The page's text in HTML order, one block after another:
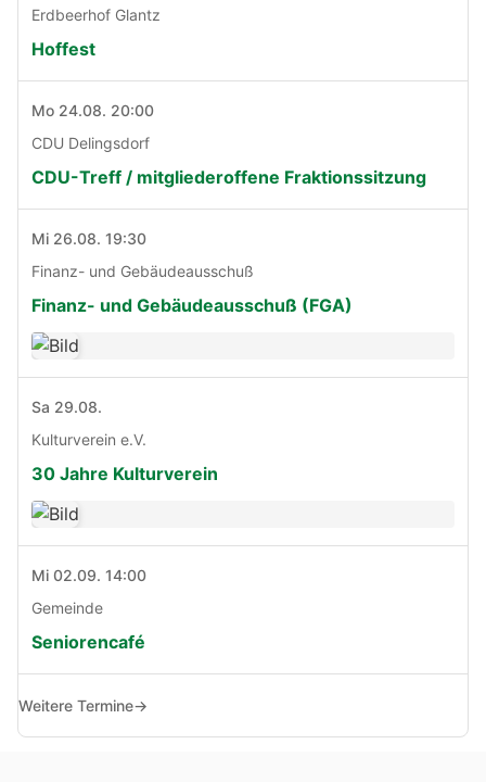
Erdbeerhof Glantz
Hoffest
Mo 24.08. 20:00
CDU Delingsdorf
CDU-Treff / mitgliederoffene Fraktionssitzung
Mi 26.08. 19:30
Finanz- und Gebäudeausschuß
Finanz- und Gebäudeausschuß (FGA)
Sa 29.08.
Kulturverein e.V.
30 Jahre Kulturverein
Mi 02.09. 14:00
Gemeinde
Seniorencafé
Weitere Termine→